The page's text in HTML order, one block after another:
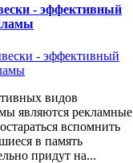
- эффективный
видов
являются рекламные
вспомнить
в память
придут на...